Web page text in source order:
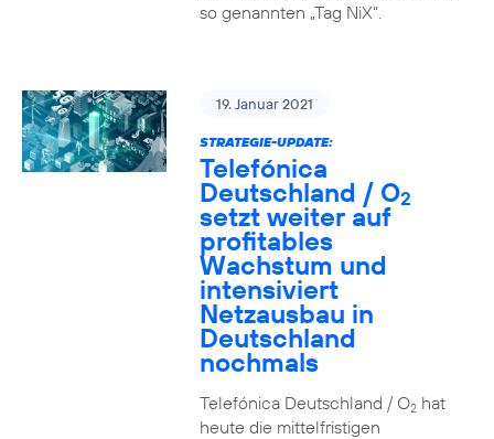
so genannten „Tag NiX“.
19. Januar 2021
STRATEGIE-UPDATE:
Telefónica
Deutschland / O2
setzt weiter auf
profitables
Wachstum und
intensiviert
Netzausbau in
Deutschland
nochmals
Telefónica Deutschland / O2hat
heute die mittelfristigen